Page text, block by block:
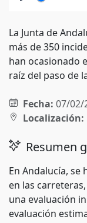
La Junta de
más de 350
han ocasionado
raíz del paso de
Fecha: 07/02/
Localización:
Resumen
En Andalucía, se
en las
una evaluación
evaluación